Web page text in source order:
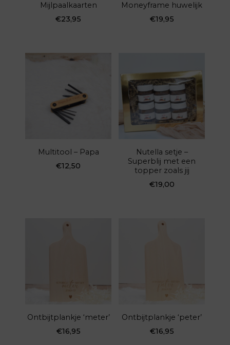
op
de
Mijlpaalkaarten
€23,95
Moneyframe huwelijk
€19,95
Multitool – Papa
€12,50
Nutella setje –
Superblij met een
topper zoals jij
€19,00
Ontbijtplankje ‘meter’
€16,95
Ontbijtplankje ‘peter’
€16,95